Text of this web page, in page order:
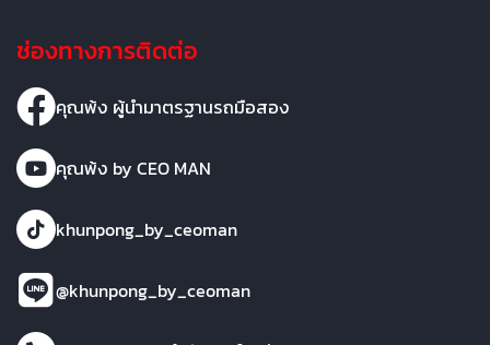
ช่องทางการติดต่อ
คุณพ้ง ผู้นำมาตรฐานรถมือสอง
คุณพ้ง by CEO MAN
khunpong_by_ceoman
@khunpong_by_ceoman